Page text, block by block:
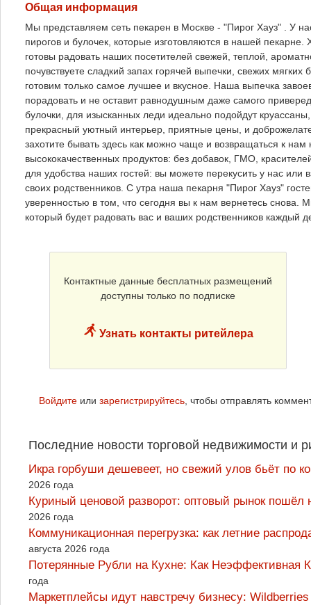
Общая информация
Мы представляем сеть пекарен в Москве - "Пирог Хауз" . У
пирогов и булочек, которые изготовляются в нашей
готовы радовать наших посетителей свежей, теплой,
почувствуете сладкий запах горячей выпечки, свежих
готовим только самое лучшее и вкусное. Наша выпечка
порадовать и не оставит равнодушным даже самого
булочки, для изысканных леди идеально подойдут
прекрасный уютный интерьер, приятные цены, и
захотите бывать здесь как можно чаще и возвращаться к
высококачественных продуктов: без добавок, ГМО,
для удобства наших гостей: вы можете перекусить у нас
своих родственников. С утра наша пекарня "Пирог Хауз"
уверенностью в том, что сегодня вы к нам вернетесь снова.
который будет радовать вас и ваших родственников
Контактные данные бесплатных размещений
доступны только по подписке
Узнать контакты ритейлера
Войдите или зарегистрируйтесь, чтобы отправлять
Последние новости торговой недвижимости и
Икра горбуши дешевеет, но свежий улов бьёт по
2026 года
Куриный ценовой разворот: оптовый рынок
2026 года
Коммуникационная перегрузка: как летние
августа 2026 года
Потерянные Рубли на Кухне: Как
года
Маркетплейсы идут навстречу бизнесу: